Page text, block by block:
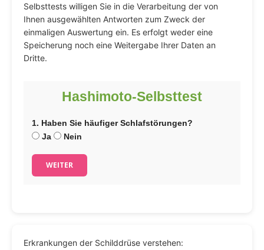
Selbsttests willigen Sie in die Verarbeitung der von
Ihnen ausgewählten Antworten zum Zweck der
einmaligen Auswertung ein. Es erfolgt weder eine
Speicherung noch eine Weitergabe Ihrer Daten an
Dritte.
Hashimoto-Selbsttest
1. Haben Sie häufiger Schlafstörungen?
Ja
Nein
WEITER
Erkrankungen der Schilddrüse verstehen: